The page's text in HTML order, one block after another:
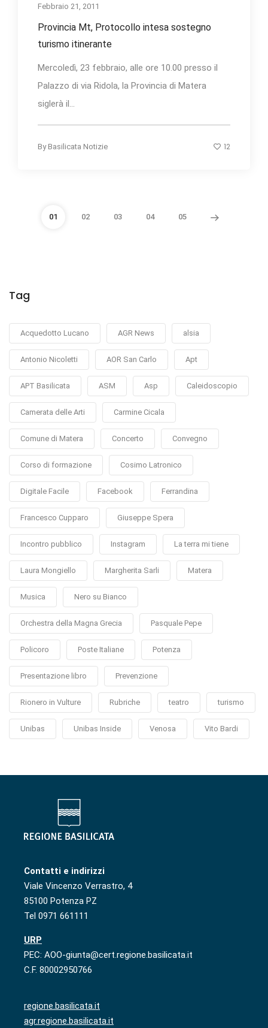
Febbraio 21, 2011
Provincia Mt, Protocollo intesa sostegno
turismo itinerante
Mercoledì, 23 febbraio, alle ore 10.00 presso il
Palazzo di via Ridola, la Provincia di Matera
siglerà il...
By Basilicata Notizie 12
01 02 03 04 05
Tag
Acquedotto Lucano AGR News alsia
Antonio Nicoletti AOR San Carlo Apt
APT Basilicata ASM Asp Caleidoscopio
Camerata delle Arti Carmine Cicala
Comune di Matera Concerto Convegno
Corso di formazione Cosimo Latronico
Digitale Facile Facebook Ferrandina
Francesco Cupparo Giuseppe Spera
Incontro pubblico Instagram La terra mi tiene
Laura Mongiello Margherita Sarli Matera
Musica Nero su Bianco
Orchestra della Magna Grecia Pasquale Pepe
Policoro Poste Italiane Potenza
Presentazione libro Prevenzione
Rionero in Vulture Rubriche teatro turismo
Unibas Unibas Inside Venosa Vito Bardi
Contatti e indirizzi
Viale Vincenzo Verrastro, 4
85100 Potenza PZ
Tel 0971 661111
URP
PEC: AOO-giunta@cert.regione.basilicata.it
C.F. 80002950766
regione.basilicata.it
agr.regione.basilicata.it